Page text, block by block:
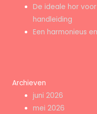
De ideale hor
handleiding
Een harmonieus
Archieven
juni 2026
mei 2026